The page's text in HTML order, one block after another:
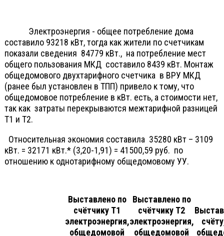
Электроэнергия - общее потребление дома
составило 93218 кВт, тогда как жители по счетчикам
показали сведения 84779 кВт., на потребление мест
общего пользования МКД составило 8439 кВт. Монтаж
общедомового двухтарифного счетчика в ВРУ МКД
(ранее был установлен в ТПП) привело к тому, что
общедомовое потребление в кВт. есть, а стоимости нет,
так как затраты перекрываются межтарифной разницей
Т1 и Т2.
Относительная экономия составила 35280 кВт – 3109
кВт. = 32171 кВт.* (3,20-1,91) = 41500,59 руб. по
отношению к однотарифному общедомовому УУ.
Выставлено по
счётчику Т1
электроэнергия,
общедомовой
Выставлено по
счётчику Т2
электроэнергия,
общедомовой